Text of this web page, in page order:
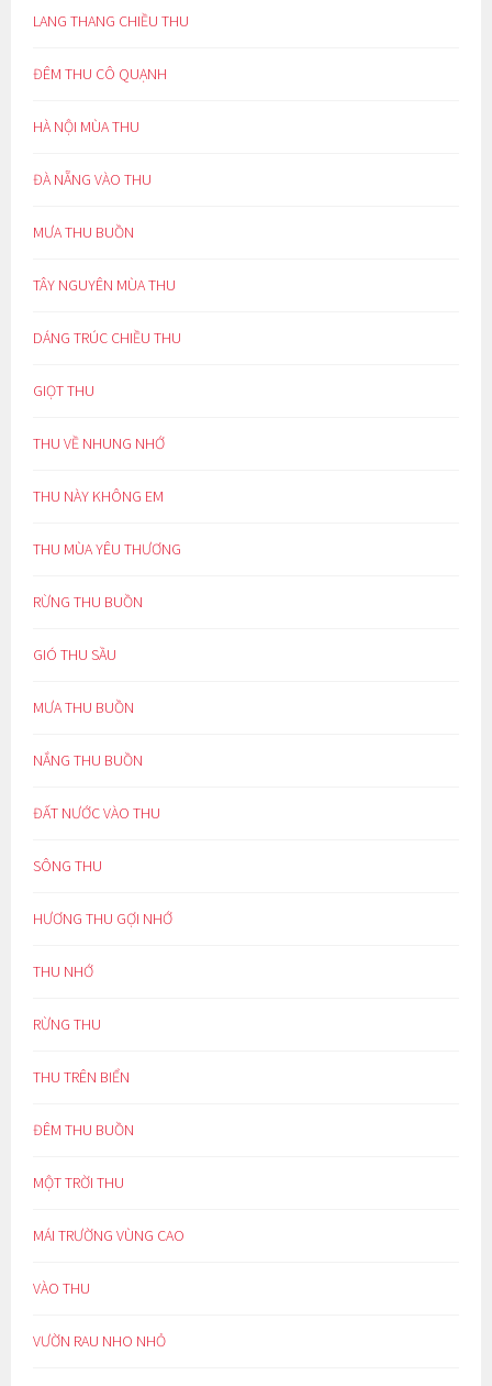
LANG THANG CHIỀU THU
ĐÊM THU CÔ QUẠNH
HÀ NỘI MÙA THU
ĐÀ NẴNG VÀO THU
MƯA THU BUỒN
TÂY NGUYÊN MÙA THU
DÁNG TRÚC CHIỀU THU
GIỌT THU
THU VỀ NHUNG NHỚ
THU NÀY KHÔNG EM
THU MÙA YÊU THƯƠNG
RỪNG THU BUỒN
GIÓ THU SẦU
MƯA THU BUỒN
NẮNG THU BUỒN
ĐẤT NƯỚC VÀO THU
SÔNG THU
HƯƠNG THU GỢI NHỚ
THU NHỚ
RỪNG THU
THU TRÊN BIỂN
ĐÊM THU BUỒN
MỘT TRỜI THU
MÁI TRƯỜNG VÙNG CAO
VÀO THU
VƯỜN RAU NHO NHỎ